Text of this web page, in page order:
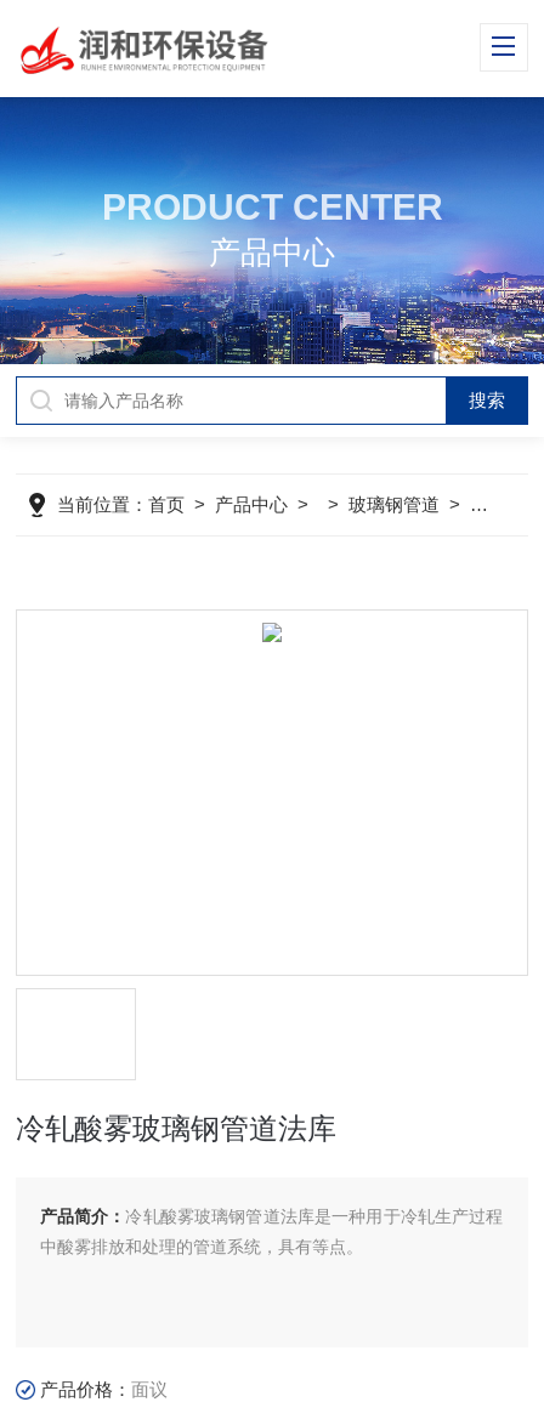
PRODUCT CENTER
产品中心
当前位置：首页 > 产品中心 > >玻璃钢管道 > 冷轧酸
冷轧酸雾玻璃钢管道法库
产品简介：冷轧酸雾玻璃钢管道法库是一种用于冷轧生产过程
中酸雾排放和处理的管道系统，具有等点。
产品价格：面议